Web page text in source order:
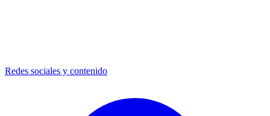
Redes sociales y contenido